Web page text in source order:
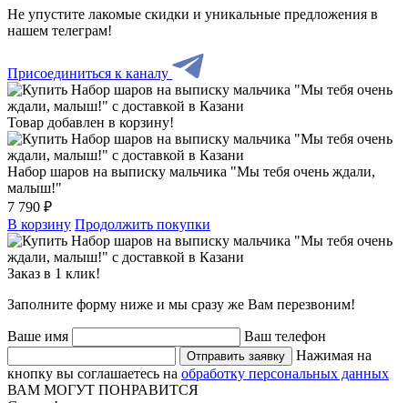
Не упустите лакомые скидки и уникальные предложения в
нашем телеграм!
Присоединиться к каналу
Товар добавлен в корзину!
Набор шаров на выписку мальчика "Мы тебя очень ждали,
малыш!"
7 790 ₽
В корзину Продолжить покупки
Заказ в 1 клик!
Заполните форму ниже и мы сразу же Вам перезвоним!
Ваше имя Ваш телефон
Отправить заявку
Нажимая на
кнопку вы соглашаетесь на обработку персональных данных
ВАМ МОГУТ ПОНРАВИТСЯ